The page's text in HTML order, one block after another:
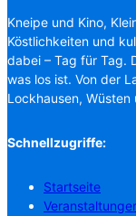
Kneipe und Kino,
Köstlichkeiten und
dabei – Tag für Tag.
was los ist. Von der
Lockhausen, Wüsten
Schnellzugriffe:
Startseite